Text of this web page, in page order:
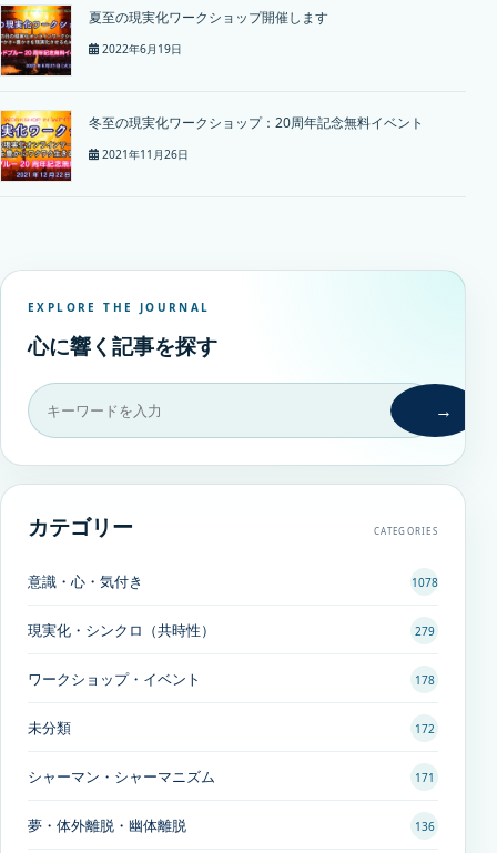
夏至の現実化ワークショップ開催します
2022年6月19日
冬至の現実化ワークショップ：20周年記念無料イベント
2021年11月26日
EXPLORE THE JOURNAL
心に響く記事を探す
→
カテゴリー CATEGORIES
意識・心・気付き 1078
現実化・シンクロ（共時性） 279
ワークショップ・イベント 178
未分類 172
シャーマン・シャーマニズム 171
夢・体外離脱・幽体離脱 136